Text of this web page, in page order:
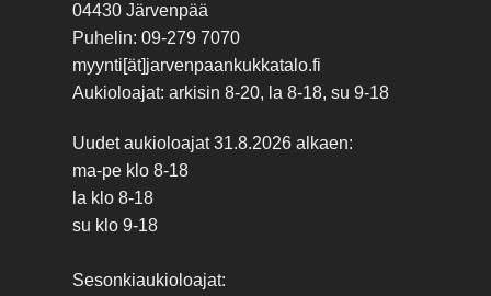
04430 Järvenpää
Puhelin: 09-279 7070
myynti[ät]jarvenpaankukkatalo.fi
Aukioloajat: arkisin 8-20, la 8-18, su 9-18
Uudet aukioloajat 31.8.2026 alkaen:
ma-pe klo 8-18
la klo 8-18
su klo 9-18
Sesonkiaukioloajat: